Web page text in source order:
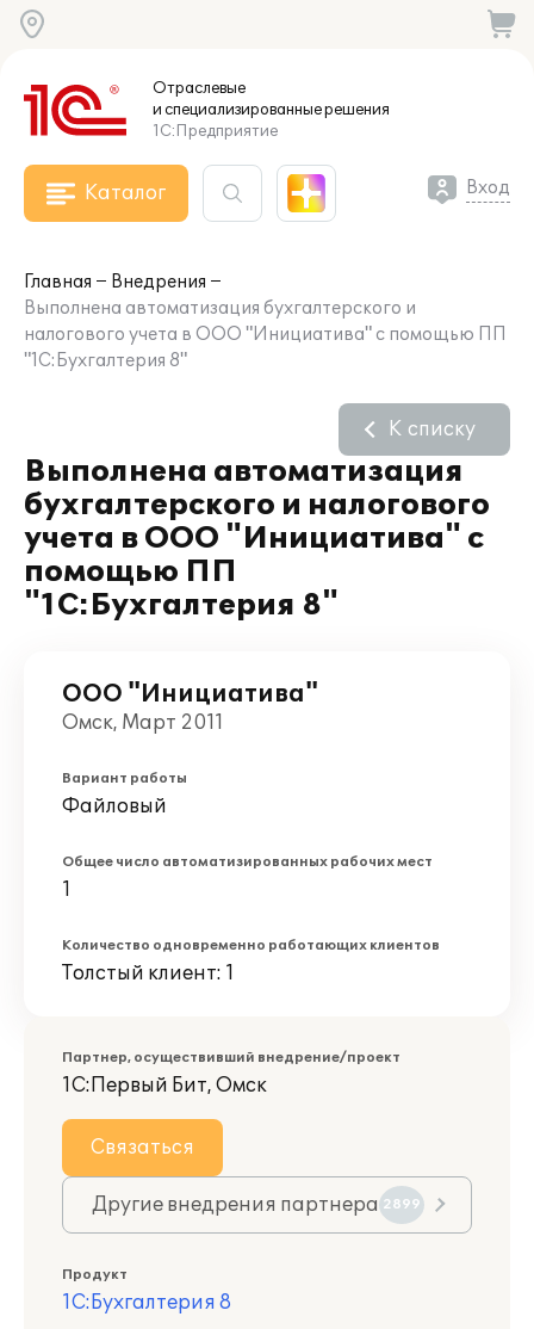
Отраслевые
и специализированныерешения
1С:Предприятие
Каталог Вход
Главная
Внедрения
Выполнена автоматизация бухгалтерского и
налогового учета в ООО "Инициатива" с помощью ПП
"1С:Бухгалтерия 8"
Выполнена автоматизация
бухгалтерского и налогового
учета в ООО "Инициатива" с
помощью ПП
"1С:Бухгалтерия 8"
К списку
ООО "Инициатива"
Омск, Март 2011
Вариант работы
Файловый
Общее число автоматизированных рабочих мест
1
Количество одновременно работающих клиентов
Толстый клиент: 1
Партнер, осуществивший внедрение/проект
1С:Первый Бит, Омск
Связаться
Другие внедрения партнера 2899
Продукт
1С:Бухгалтерия 8